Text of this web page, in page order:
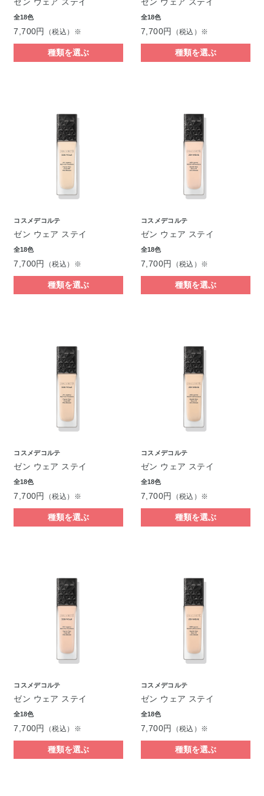
ゼン ウェア ステイ
全18色
7,700円 （税込）※
種類を選ぶ
ゼン ウェア ステイ
全18色
7,700円 （税込）※
種類を選ぶ
コスメデコルテ
ゼン ウェア ステイ
全18色
7,700円 （税込）※
種類を選ぶ
コスメデコルテ
ゼン ウェア ステイ
全18色
7,700円 （税込）※
種類を選ぶ
コスメデコルテ
ゼン ウェア ステイ
全18色
7,700円 （税込）※
種類を選ぶ
コスメデコルテ
ゼン ウェア ステイ
全18色
7,700円 （税込）※
種類を選ぶ
コスメデコルテ
ゼン ウェア ステイ
全18色
7,700円 （税込）※
種類を選ぶ
コスメデコルテ
ゼン ウェア ステイ
全18色
7,700円 （税込）※
種類を選ぶ